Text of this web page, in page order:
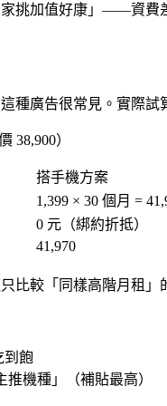
挑加值好康」——資費
這種廣告很常見。實際
38,900）
搭手機方案
1,399 × 30 個月 =
0 元（綁約折抵）
41,970
較「同樣高階月租」
到飽
機種」（補貼最高）